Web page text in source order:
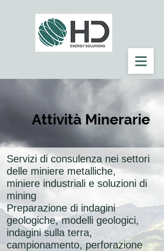
Attività Minerarie
Servizi di consulenza nei settori
delle miniere metalliche,
miniere industriali e soluzioni di
mining
Preparazione di indagini
geologiche, modelli geologici,
indagini sulla terra,
campionamento, perforazione